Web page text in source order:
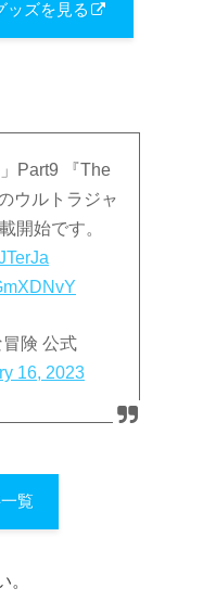
ッズを見る
Part9 『The
ウルトラジャ
開始です。
険 公式
16, 2023
覧
。